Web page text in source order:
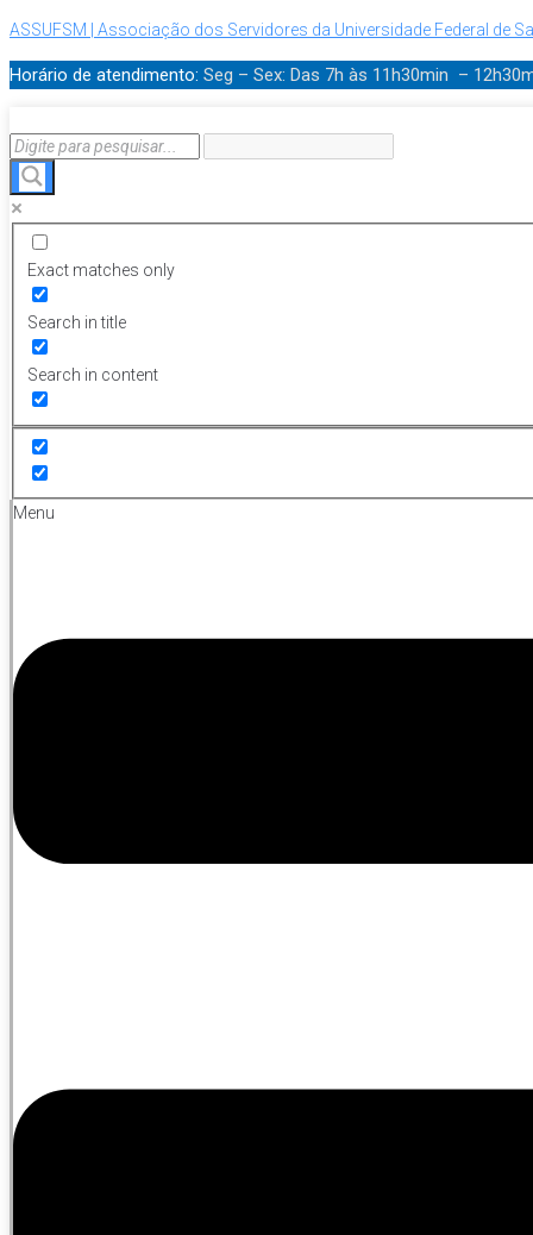
ASSUFSM | Associação dos Servidores da Universidade Federal de
Horário de atendimento: Seg – Sex: Das 7h às 11h30min –
Exact matches only
Search in title
Search in content
Menu